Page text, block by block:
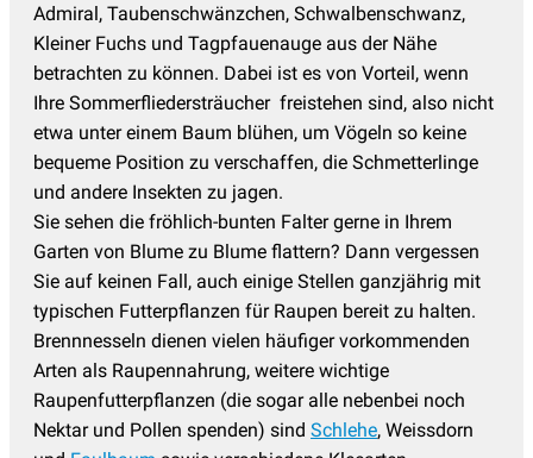
Admiral, Taubenschwänzchen, Schwalbenschwanz,
Kleiner Fuchs und Tagpfauenauge aus der Nähe
betrachten zu können. Dabei ist es von Vorteil, wenn
Ihre Sommerfliedersträucher freistehen sind, also nicht
etwa unter einem Baum blühen, um Vögeln so keine
bequeme Position zu verschaffen, die Schmetterlinge
und andere Insekten zu jagen.
Sie sehen die fröhlich-bunten Falter gerne in Ihrem
Garten von Blume zu Blume flattern? Dann vergessen
Sie auf keinen Fall, auch einige Stellen ganzjährig mit
typischen Futterpflanzen für Raupen bereit zu halten.
Brennnesseln dienen vielen häufiger vorkommenden
Arten als Raupennahrung, weitere wichtige
Raupenfutterpflanzen (die sogar alle nebenbei noch
Nektar und Pollen spenden) sind Schlehe, Weissdorn